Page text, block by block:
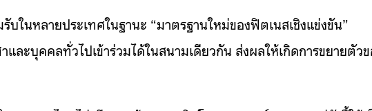
บในหลายประเทศในฐานะ “มาตรฐานใหม่ของฟิตเนสเชิงแข่งขัน”
และบุคคลทั่วไปเข้าร่วมได้ในสนามเดียวกัน ส่งผลให้เกิดการขยายตัว